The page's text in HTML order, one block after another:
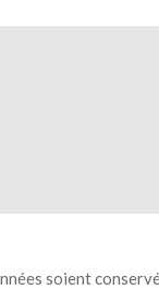
soient